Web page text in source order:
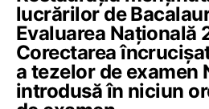
lucrărilor de
Evaluarea Națională
Corectarea
a tezelor de examen
introdusă în niciun